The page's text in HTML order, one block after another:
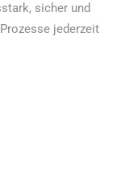
sicher und
jederzeit